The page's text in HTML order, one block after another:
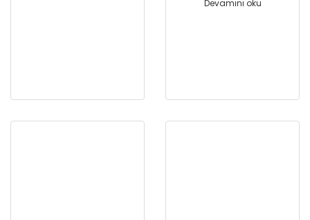
Devamını oku